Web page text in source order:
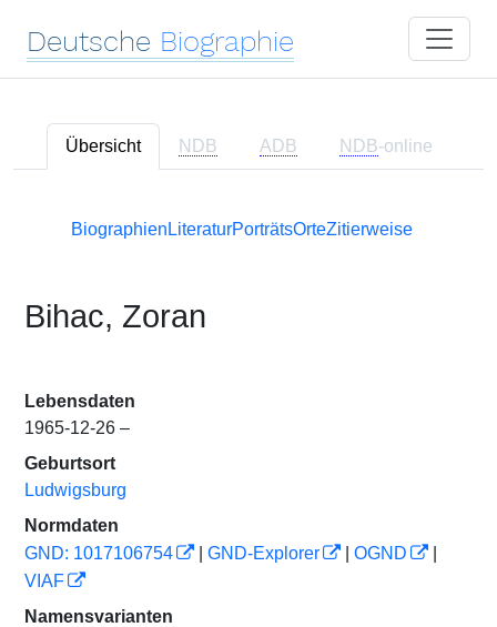
Deutsche Biographie
Übersicht NDB ADB NDB-online
Biographien LiteraturPorträtsOrteZitierweise
Bihac, Zoran
Lebensdaten
1965-12-26 –
Geburtsort
Ludwigsburg
Normdaten
GND: 1017106754
GND-Explorer OGND
VIAF
Namensvarianten